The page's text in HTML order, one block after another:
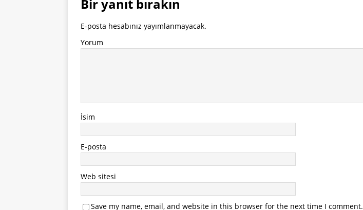
Bir yanıt bırakın
E-posta hesabınız yayımlanmayacak.
Yorum
İsim
E-posta
Web sitesi
Save my name, email, and website in this browser for the next time I comment.